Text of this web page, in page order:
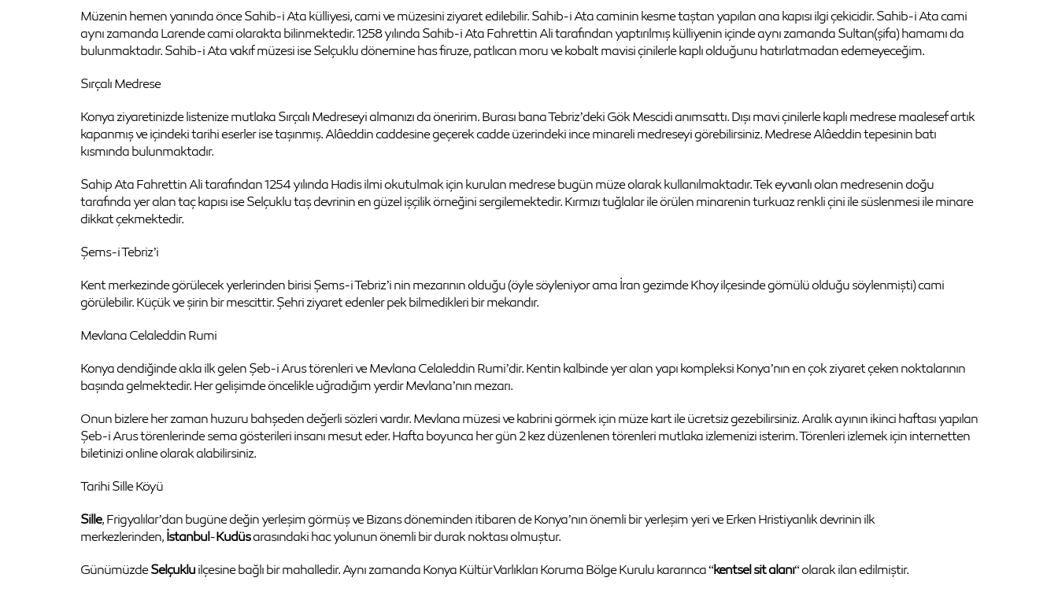
Müzenin hemen yanında önce Sahib-i Ata külliyesi, cami ve müzesini ziyaret edilebilir. Sahib-i Ata caminin kesme taştan yapılan ana kapısı ilgi çekicidir. Sahib-i Ata cami
aynı zamanda Larende cami olarakta bilinmektedir. 1258 yılında Sahib-i Ata Fahrettin Ali tarafından yaptırılmış külliyenin içinde aynı zamanda Sultan(şifa) hamamı da
bulunmaktadır. Sahib-i Ata vakıf müzesi ise Selçuklu dönemine has firuze, patlıcan moru ve kobalt mavisi çinilerle kaplı olduğunu hatırlatmadan edemeyeceğim.
Sırçalı Medrese
Konya ziyaretinizde listenize mutlaka Sırçalı Medreseyi almanızı da öneririm. Burası bana Tebriz’deki Gök Mescidi anımsattı. Dışı mavi çinilerle kaplı medrese maalesef artık
kapanmış ve içindeki tarihi eserler ise taşınmış. Alâeddin caddesine geçerek cadde üzerindeki ince minareli medreseyi görebilirsiniz. Medrese Alâeddin tepesinin batı
kısmında bulunmaktadır.
Sahip Ata Fahrettin Ali tarafından 1254 yılında Hadis ilmi okutulmak için kurulan medrese bugün müze olarak kullanılmaktadır. Tek eyvanlı olan medresenin doğu
tarafında yer alan taç kapısı ise Selçuklu taş devrinin en güzel işçilik örneğini sergilemektedir. Kırmızı tuğlalar ile örülen minarenin turkuaz renkli çini ile süslenmesi ile minare
dikkat çekmektedir.
Şems-i Tebriz’i
Kent merkezinde görülecek yerlerinden birisi Şems-i Tebriz’i nin mezarının olduğu (öyle söyleniyor ama İran gezimde Khoy ilçesinde gömülü olduğu söylenmişti) cami
görülebilir. Küçük ve şirin bir mescittir. Şehri ziyaret edenler pek bilmedikleri bir mekandır.
Mevlana Celaleddin Rumi
Konya dendiğinde akla ilk gelen Şeb-i Arus törenleri ve Mevlana Celaleddin Rumi’dir. Kentin kalbinde yer alan yapı kompleksi Konya’nın en çok ziyaret çeken noktalarının
başında gelmektedir. Her gelişimde öncelikle uğradığım yerdir Mevlana’nın mezarı.
Onun bizlere her zaman huzuru bahşeden değerli sözleri vardır. Mevlana müzesi ve kabrini görmek için müze kart ile ücretsiz gezebilirsiniz. Aralık ayının ikinci haftası yapılan
Şeb-i Arus törenlerinde sema gösterileri insanı mesut eder. Hafta boyunca her gün 2 kez düzenlenen törenleri mutlaka izlemenizi isterim. Törenleri izlemek için internetten
biletinizi online olarak alabilirsiniz.
Tarihi Sille Köyü
Sille, Frigyalılar’dan bugüne değin yerleşim görmüş ve Bizans döneminden itibaren de Konya’nın önemli bir yerleşim yeri ve Erken Hristiyanlık devrinin ilk
merkezlerinden,İstanbul-Kudüsarasındaki hac yolunun önemli bir durak noktası olmuştur.
GünümüzdeSelçukluilçesine bağlı bir mahalledir. Aynı zamanda Konya Kültür Varlıkları Koruma Bölge Kurulu kararınca “kentsel sit alanı“ olarak ilan edilmiştir.